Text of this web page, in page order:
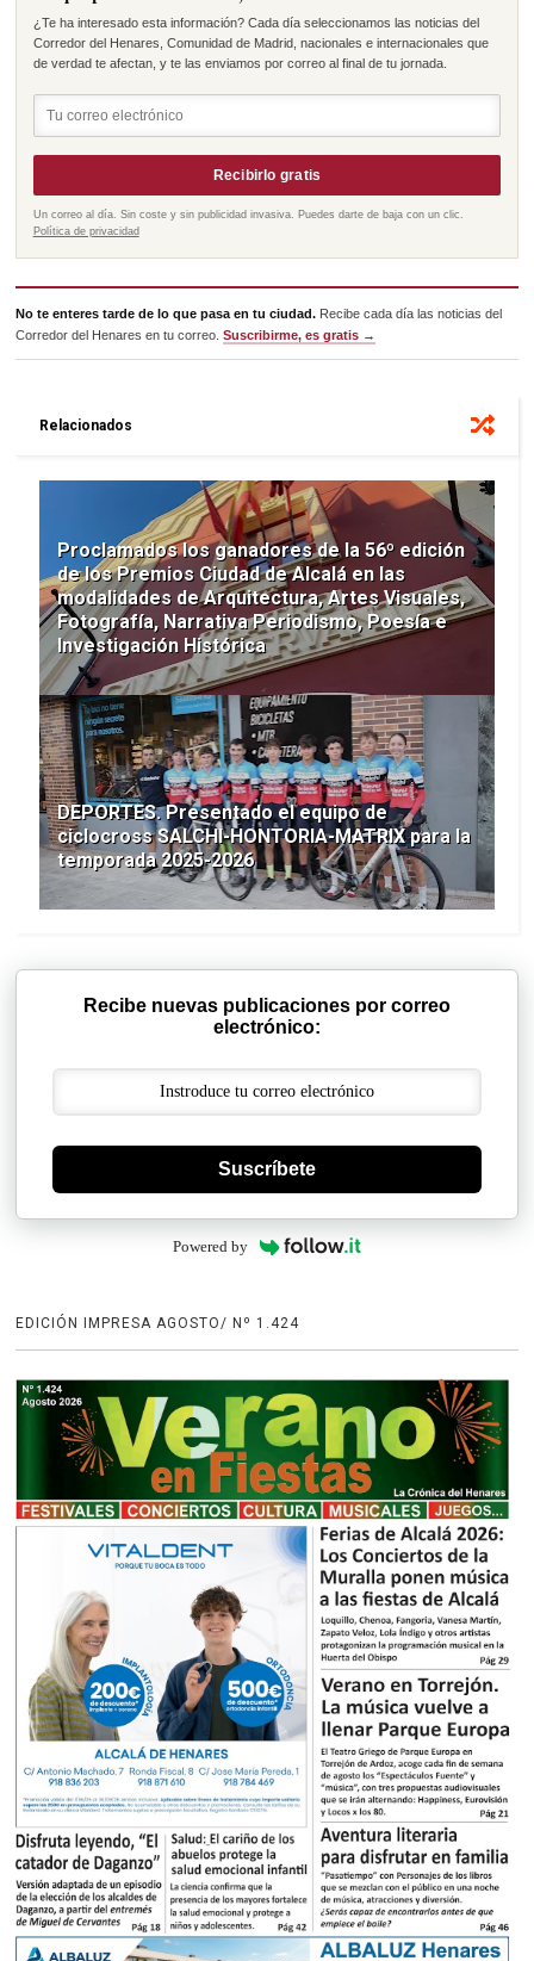
¿Te ha interesado esta información? Cada día seleccionamos las noticias del
Corredor del Henares, Comunidad de Madrid, nacionales e internacionales que
de verdad te afectan, y te las enviamos por correo al final de tu jornada.
Recibirlo gratis
Un correo al día. Sin coste y sin publicidad invasiva. Puedes darte de baja con un clic.
Política de privacidad
No te enteres tarde de lo que pasa en tu ciudad. Recibe cada día las noticias del
Corredor del Henares en tu correo.Suscribirme, es gratis →
Relacionados
Proclamados los ganadores de la 56º edición
de los Premios Ciudad de Alcalá en las
modalidades de Arquitectura, Artes Visuales,
Fotografía, Narrativa Periodismo, Poesía e
Investigación Histórica
DEPORTES. Presentado el equipo de
ciclocross SALCHI-HONTORIA-MATRIX para la
temporada 2025-2026
Recibe nuevas publicaciones por correo
electrónico:
Suscríbete
Powered by
EDICIÓN IMPRESA AGOSTO/ Nº 1.424